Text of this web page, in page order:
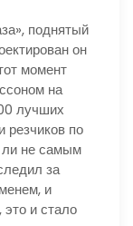
поднятый
он
момент
на
лучших
резчиков по
ли не самым
за
и
и стало